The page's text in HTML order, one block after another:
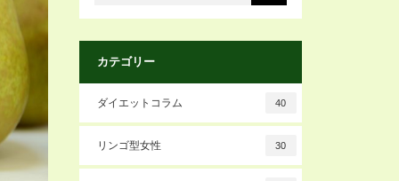
カテゴリー
ダイエットコラム 40
リンゴ型女性 30